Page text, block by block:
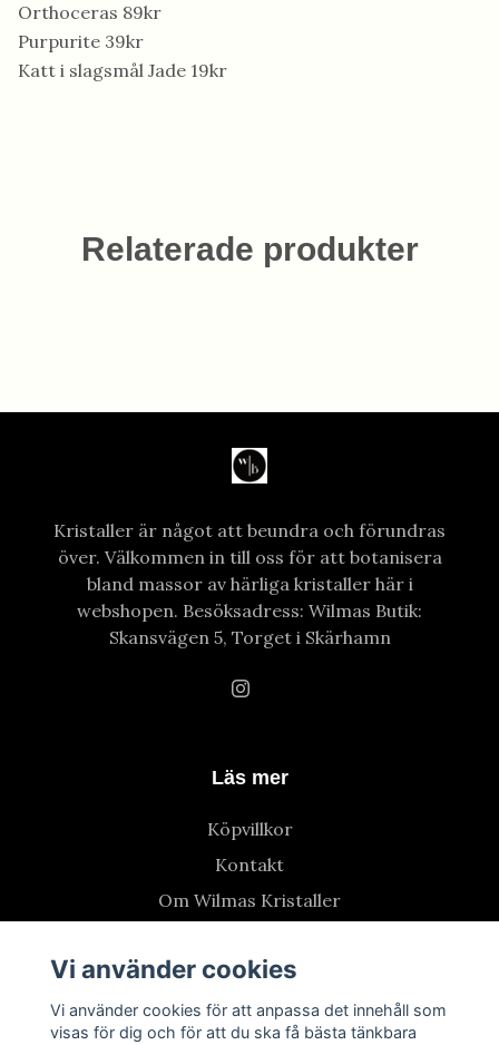
Orthoceras 89kr
Purpurite 39kr
Katt i slagsmål Jade 19kr
Relaterade produkter
Kristaller är något att beundra och förundras
över. Välkommen in till oss för att botanisera
bland massor av härliga kristaller här i
webshopen. Besöksadress: Wilmas Butik:
Skansvägen 5, Torget i Skärhamn
Läs mer
Köpvillkor
Kontakt
Om Wilmas Kristaller
Vi använder cookies
Vi använder cookies för att anpassa det innehåll som
visas för dig och för att du ska få bästa tänkbara